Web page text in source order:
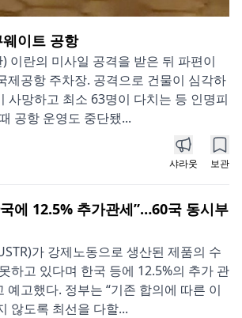
이트 공항
이란의 미사일 공격을 받은 뒤 파편이
제공항 주차장. 공격으로 건물이 심각하
사망하고 최소 63명이 다치는 등 인명피
공항 운영도 중단됐...
샤라웃 보관
에 12.5% 추가관세”…60국 동시부
가 강제노동으로 생산된 제품의 수
하고 있다며 한국 등에 12.5%의 추가 관
예고했다. 정부는 “기존 합의에 따른 이
않도록 최선을 다할...